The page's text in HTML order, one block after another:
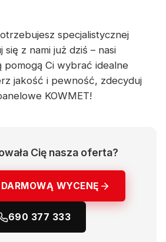
specjalistycznej
z nami już dziś – nasi
pomogą Ci wybrać idealne
jakość i pewność, zdecyduj
KOWMET!
Cię nasza oferta?
WYCENĘ
690 377 333